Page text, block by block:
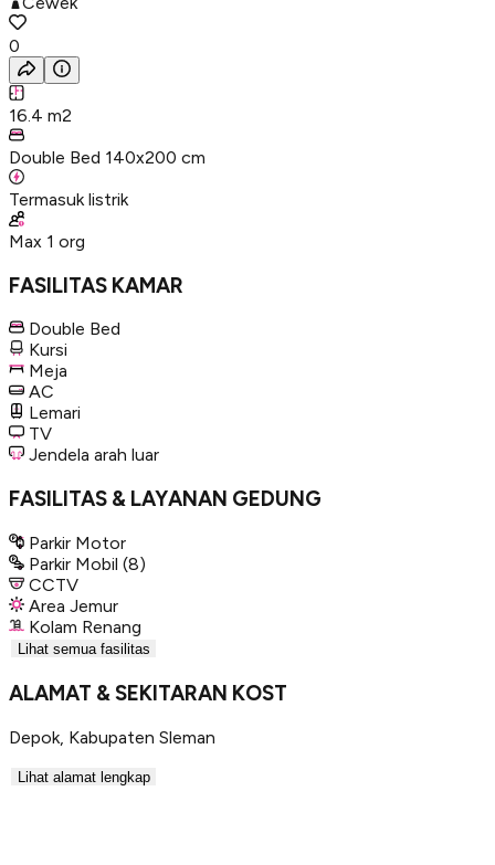
0
16.4 m2
Double Bed 140x200 cm
Termasuk listrik
Max 1 org
FASILITAS KAMAR
Double Bed
Kursi
Meja
AC
Lemari
TV
Jendela arah luar
FASILITAS & LAYANAN GEDUNG
Parkir Motor
Parkir Mobil (8)
CCTV
Area Jemur
Kolam Renang
Lihat semua fasilitas
ALAMAT & SEKITARAN KOST
Depok Kabupaten Sleman
Lihat alamat lengkap